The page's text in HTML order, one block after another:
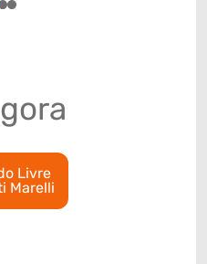
3
Livre
Marelli